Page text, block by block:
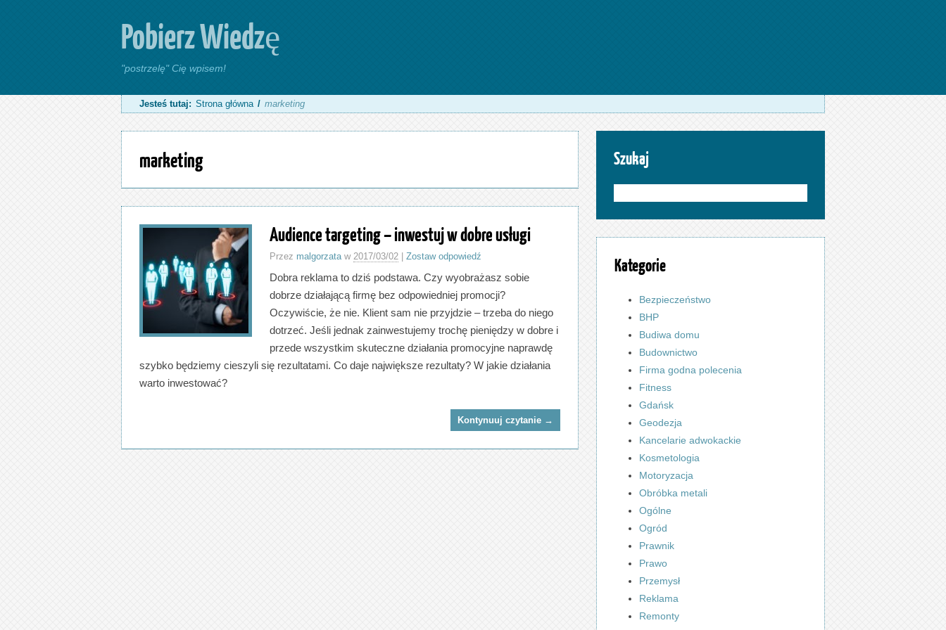
Pobierz Wiedzę
"postrzelę" Cię wpisem!
Jesteś tutaj: Strona główna / marketing
marketing
Audience targeting – inwestuj w dobre usługi
Przez malgorzataw 2017/03/02 Zostaw odpowiedź
Dobra reklama to dziś podstawa. Czy wyobrażasz sobie
dobrze działającą firmę bez odpowiedniej promocji?
Oczywiście, że nie. Klient sam nie przyjdzie – trzeba do niego
dotrzeć. Jeśli jednak zainwestujemy trochę pieniędzy w dobre i
przede wszystkim skuteczne działania promocyjne naprawdę
szybko będziemy cieszyli się rezultatami. Co daje największe rezultaty? W jakie działania
warto inwestować?
Kontynuuj czytanie →
Szukaj
Kategorie
Bezpieczeństwo
BHP
Budiwa domu
Budownictwo
Firma godna polecenia
Fitness
Gdańsk
Geodezja
Kancelarie adwokackie
Kosmetologia
Motoryzacja
Obróbka metali
Ogólne
Ogród
Prawnik
Prawo
Przemysł
Reklama
Remonty